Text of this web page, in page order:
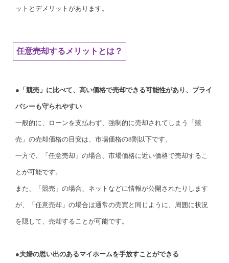
ットとデメリットがあります。
任意売却するメリットとは？
●「競売」に比べて、高い価格で売却できる可能性があり、プライ
バシーも守られやすい
一般的に、ローンを支払わず、強制的に売却されてしまう「競
売」の売却価格の目安は、市場価格の8割以下です。
一方で、「任意売却」の場合、市場価格に近い価格で売却するこ
とが可能です。
また、「競売」の場合、ネットなどに情報が公開されたりします
が、「任意売却」の場合は通常の売買と同じように、周囲に状況
を隠して、売却することが可能です。
●夫婦の思い出のあるマイホームを手放すことができる